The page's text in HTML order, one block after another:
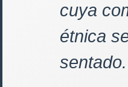
cuya
étnica
sentado.